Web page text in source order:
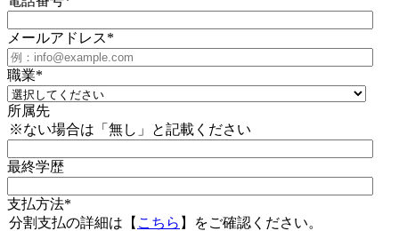
メールアドレス*
職業*
所属先
※ない場合は「無し」と記載ください
最終学歴
支払方法*
分割支払の詳細は【 こちら 】をご確認ください。